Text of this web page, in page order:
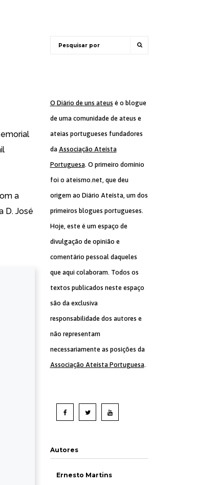
a
D. José
O Diário de uns ateus é o blogue
de uma comunidade de ateus e
ateias portugueses fundadores
da Associação Ateísta
Portuguesa. O primeiro domínio
foi o ateismo.net, que deu
origem ao Diário Ateísta, um dos
primeiros blogues portugueses.
Hoje, este é um espaço de
divulgação de opinião e
comentário pessoal daqueles
que aqui colaboram. Todos os
textos publicados neste espaço
são da exclusiva
responsabilidade dos autores e
não representam
necessariamente as posições da
Associação Ateísta Portuguesa.
Autores
Ernesto Martins